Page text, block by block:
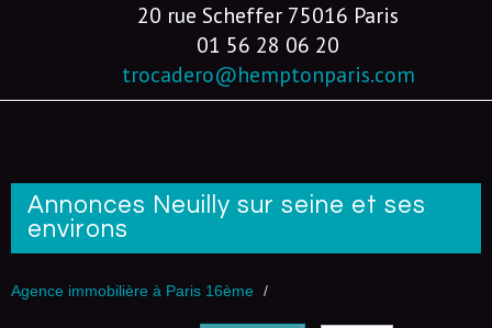
20 rue Scheffer 75016 Paris
01 56 28 06 20
trocadero@hemptonparis.com
Annonces Neuilly sur seine et ses
environs
Agence immobilière à Paris 16ème